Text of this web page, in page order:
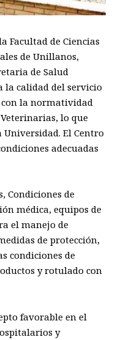
Facultad de Ciencias
de Unillanos,
de Salud
la calidad del servicio
la normatividad
lo que
El Centro
adecuadas
Condiciones de
médica, equipos de
el manejo de
de protección,
condiciones de
y rotulado con
favorable en el
y